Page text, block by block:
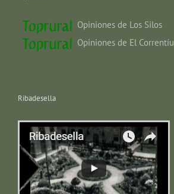
Opiniones de Los Silos
Opiniones de El Correntíu
Ribadesella